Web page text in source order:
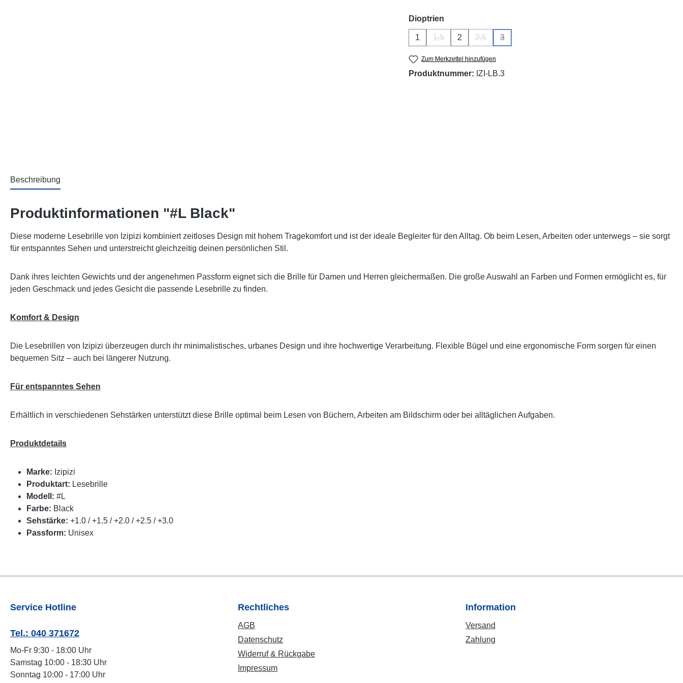
Dioptrien
1 1,5
(Diese Option ist zurzeit nicht verfügbar.)
2 2,5
(Diese Option ist zurzeit nicht verfügbar.)
3
(Diese Option ist zurzeit nicht verfügbar.)
Zum Merkzettel hinzufügen
Produktnummer: IZI-LB.3
Beschreibung
Produktinformationen "#L Black"
Diese moderne Lesebrille von Izipizi kombiniert zeitloses Design mit hohem Tragekomfort und ist der ideale Begleiter für den Alltag. Ob beim Lesen, Arbeiten oder unterwegs – sie sorgt
für entspanntes Sehen und unterstreicht gleichzeitig deinen persönlichen Stil.
Dank ihres leichten Gewichts und der angenehmen Passform eignet sich die Brille für Damen und Herren gleichermaßen. Die große Auswahl an Farben und Formen ermöglicht es, für
jeden Geschmack und jedes Gesicht die passende Lesebrille zu finden.
Komfort & Design
Die Lesebrillen von Izipizi überzeugen durch ihr minimalistisches, urbanes Design und ihre hochwertige Verarbeitung. Flexible Bügel und eine ergonomische Form sorgen für einen
bequemen Sitz – auch bei längerer Nutzung.
Für entspanntes Sehen
Erhältlich in verschiedenen Sehstärken unterstützt diese Brille optimal beim Lesen von Büchern, Arbeiten am Bildschirm oder bei alltäglichen Aufgaben.
Produktdetails
Marke: Izipizi
Produktart: Lesebrille
Modell: #L
Farbe: Black
Sehstärke: +1.0 / +1.5 / +2.0 / +2.5 / +3.0
Passform: Unisex
Service Hotline
Tel.: 040 371672
Mo-Fr 9:30 - 18:00 Uhr
Samstag 10:00 - 18:30 Uhr
Sonntag 10:00 - 17:00 Uhr
Rechtliches
AGB
Datenschutz
Widerruf & Rückgabe
Impressum
Information
Versand
Zahlung